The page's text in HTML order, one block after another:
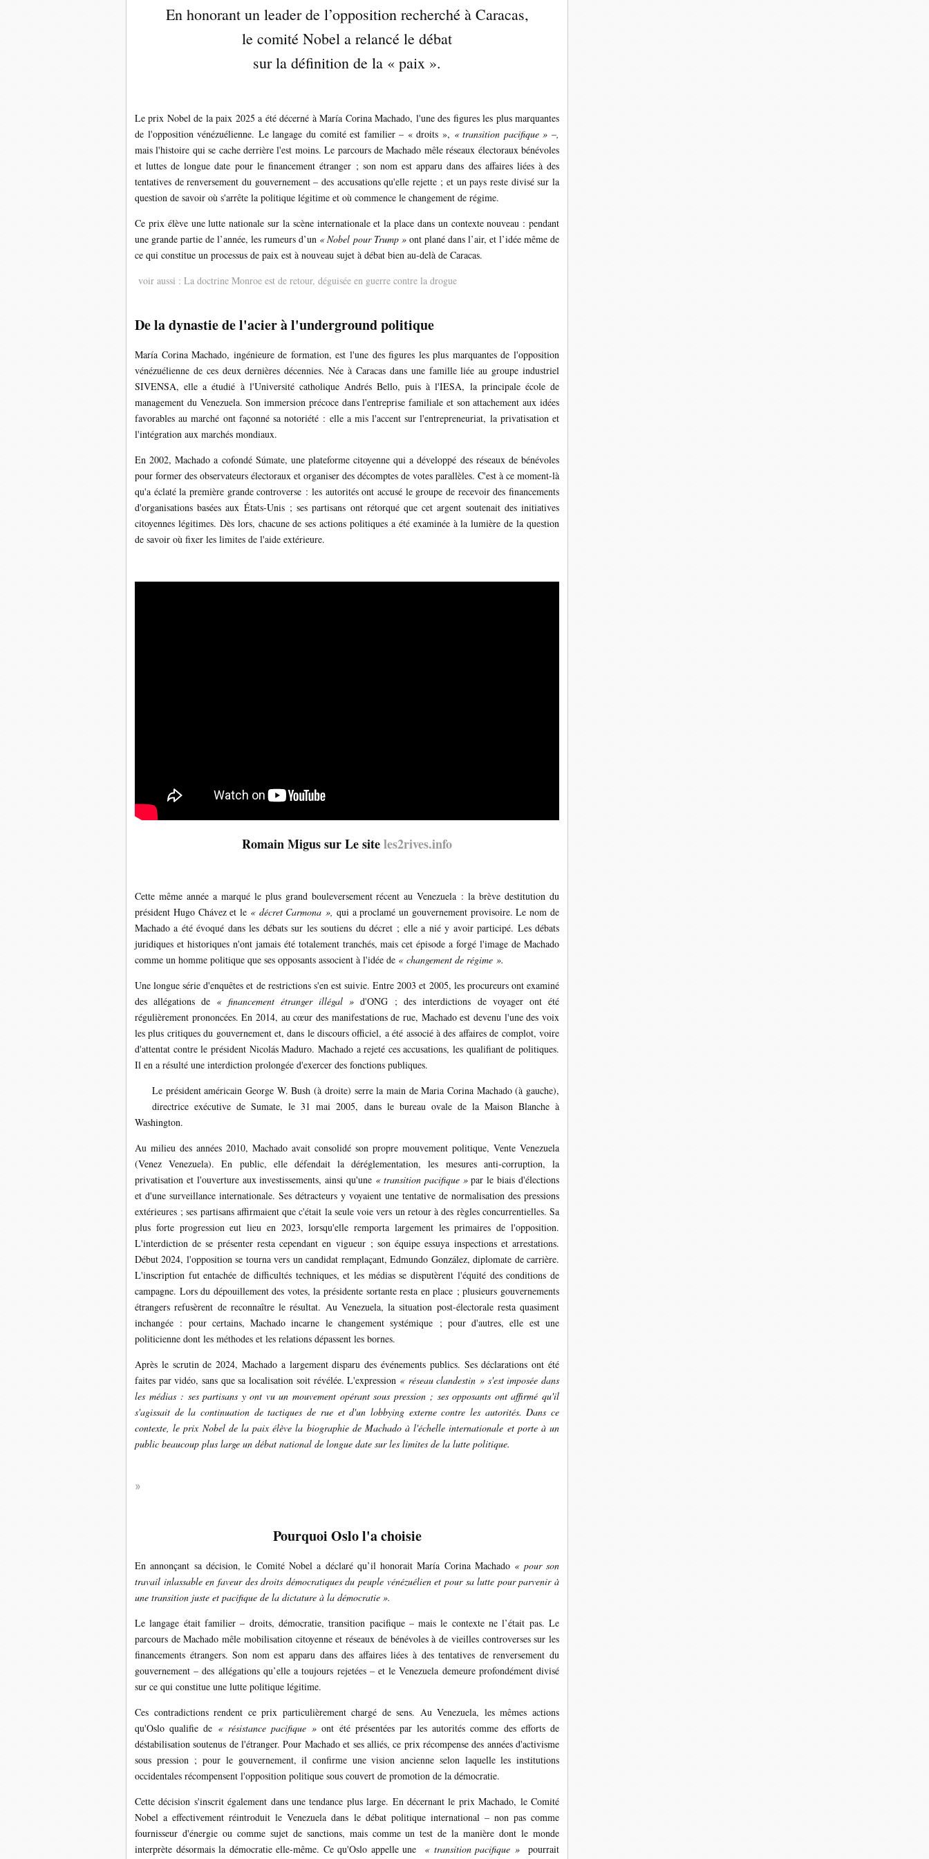
En honorant un leader de l’opposition recherché à Caracas,
le comité Nobel a relancé le débat
sur la définition de la « paix ».
Le prix Nobel de la paix 2025 a été décerné à María Corina Machado, l'une des figures les plus marquantes
de l'opposition vénézuélienne. Le langage du comité est familier – « droits », « transition pacifique » –,
mais l'histoire qui se cache derrière l'est moins. Le parcours de Machado mêle réseaux électoraux bénévoles
et luttes de longue date pour le financement étranger ; son nom est apparu dans des affaires liées à des
tentatives de renversement du gouvernement – ​​des accusations qu'elle rejette ; et un pays reste divisé sur la
question de savoir où s'arrête la politique légitime et où commence le changement de régime.
Ce prix élève une lutte nationale sur la scène internationale et la place dans un contexte nouveau : pendant
une grande partie de l’année, les rumeurs d’un « Nobel pour Trump » ont plané dans l’air, et l’idée même de
ce qui constitue un processus de paix est à nouveau sujet à débat bien au-delà de Caracas.
voir aussi : La doctrine Monroe est de retour, déguisée en guerre contre la drogue
De la dynastie de l'acier à l'underground politique
María Corina Machado, ingénieure de formation, est l'une des figures les plus marquantes de l'opposition
vénézuélienne de ces deux dernières décennies. Née à Caracas dans une famille liée au groupe industriel
SIVENSA, elle a étudié à l'Université catholique Andrés Bello, puis à l'IESA, la principale école de
management du Venezuela. Son immersion précoce dans l'entreprise familiale et son attachement aux idées
favorables au marché ont façonné sa notoriété : elle a mis l'accent sur l'entrepreneuriat, la privatisation et
l'intégration aux marchés mondiaux.
En 2002, Machado a cofondé Súmate, une plateforme citoyenne qui a développé des réseaux de bénévoles
pour former des observateurs électoraux et organiser des décomptes de votes parallèles. C'est à ce moment-là
qu'a éclaté la première grande controverse : les autorités ont accusé le groupe de recevoir des financements
d'organisations basées aux États-Unis ; ses partisans ont rétorqué que cet argent soutenait des initiatives
citoyennes légitimes. Dès lors, chacune de ses actions politiques a été examinée à la lumière de la question
de savoir où fixer les limites de l'aide extérieure.
Romain Migus sur Le siteles2rives.info
Cette même année a marqué le plus grand bouleversement récent au Venezuela : la brève destitution du
président Hugo Chávez et le « décret Carmona », qui a proclamé un gouvernement provisoire. Le nom de
Machado a été évoqué dans les débats sur les soutiens du décret ; elle a nié y avoir participé. Les débats
juridiques et historiques n'ont jamais été totalement tranchés, mais cet épisode a forgé l'image de Machado
comme un homme politique que ses opposants associent à l'idée de « changement de régime ».
Une longue série d'enquêtes et de restrictions s'en est suivie. Entre 2003 et 2005, les procureurs ont examiné
des allégations de « financement étranger illégal »d'ONG ; des interdictions de voyager ont été
régulièrement prononcées. En 2014, au cœur des manifestations de rue, Machado est devenu l'une des voix
les plus critiques du gouvernement et, dans le discours officiel, a été associé à des affaires de complot, voire
d'attentat contre le président Nicolás Maduro. Machado a rejeté ces accusations, les qualifiant de politiques.
Il en a résulté une interdiction prolongée d'exercer des fonctions publiques.
Le président américain George W. Bush (à droite) serre la main de Maria Corina Machado (à gauche),
directrice exécutive de Sumate, le 31 mai 2005, dans le bureau ovale de la Maison Blanche à
Washington.
Au milieu des années 2010, Machado avait consolidé son propre mouvement politique, Vente Venezuela
(Venez Venezuela). En public, elle défendait la déréglementation, les mesures anti-corruption, la
privatisation et l'ouverture aux investissements, ainsi qu'une « transition pacifique »par le biais d'élections
et d'une surveillance internationale. Ses détracteurs y voyaient une tentative de normalisation des pressions
extérieures ; ses partisans affirmaient que c'était la seule voie vers un retour à des règles concurrentielles. Sa
plus forte progression eut lieu en 2023, lorsqu'elle remporta largement les primaires de l'opposition.
L'interdiction de se présenter resta cependant en vigueur ; son équipe essuya inspections et arrestations.
Début 2024, l'opposition se tourna vers un candidat remplaçant, Edmundo González, diplomate de carrière.
L'inscription fut entachée de difficultés techniques, et les médias se disputèrent l'équité des conditions de
campagne. Lors du dépouillement des votes, la présidente sortante resta en place ; plusieurs gouvernements
étrangers refusèrent de reconnaître le résultat. Au Venezuela, la situation post-électorale resta quasiment
inchangée : pour certains, Machado incarne le changement systémique ; pour d'autres, elle est une
politicienne dont les méthodes et les relations dépassent les bornes.
Après le scrutin de 2024, Machado a largement disparu des événements publics. Ses déclarations ont été
faites par vidéo, sans que sa localisation soit révélée. L'expression « réseau clandestin » s'est imposée dans
les médias : ses partisans y ont vu un mouvement opérant sous pression ; ses opposants ont affirmé qu'il
s'agissait de la continuation de tactiques de rue et d'un lobbying externe contre les autorités. Dans ce
contexte, le prix Nobel de la paix élève la biographie de Machado à l'échelle internationale et porte à un
public beaucoup plus large un débat national de longue date sur les limites de la lutte politique.
Pourquoi Oslo l'a choisie
En annonçant sa décision, le Comité Nobel a déclaré qu’il honorait María Corina Machado « pour son
travail inlassable en faveur des droits démocratiques du peuple vénézuélien et pour sa lutte pour parvenir à
une transition juste et pacifique de la dictature à la démocratie ».
Le langage était familier – droits, démocratie, transition pacifique – mais le contexte ne l’était pas. Le
parcours de Machado mêle mobilisation citoyenne et réseaux de bénévoles à de vieilles controverses sur les
financements étrangers. Son nom est apparu dans des affaires liées à des tentatives de renversement du
gouvernement – ​​des allégations qu’elle a toujours rejetées – et le Venezuela demeure profondément divisé
sur ce qui constitue une lutte politique légitime.
Ces contradictions rendent ce prix particulièrement chargé de sens. Au Venezuela, les mêmes actions
qu'Oslo qualifie de « résistance pacifique »ont été présentées par les autorités comme des efforts de
déstabilisation soutenus de l'étranger. Pour Machado et ses alliés, ce prix récompense des années d'activisme
sous pression ; pour le gouvernement, il confirme une vision ancienne selon laquelle les institutions
occidentales récompensent l'opposition politique sous couvert de promotion de la démocratie.
Cette décision s'inscrit également dans une tendance plus large. En décernant le prix Machado, le Comité
Nobel a effectivement réintroduit le Venezuela dans le débat politique international – non pas comme
fournisseur d'énergie ou comme sujet de sanctions, mais comme un test de la manière dont le monde
interprète désormais la démocratie elle-même. Ce qu'Oslo appelle une
« transition pacifique »
pourrait